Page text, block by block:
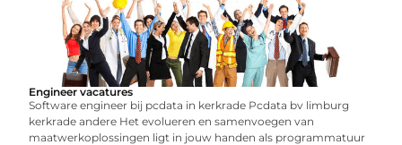
Engineer vacatures
Software engineer bij pcdata in kerkrade Pcdata bv limburg
kerkrade andere Het evolueren en samenvoegen van
maatwerkoplossingen ligt in jouw handen als programmatuur